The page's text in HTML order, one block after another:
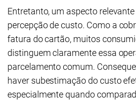
Entretanto, um aspecto
percepção de custo. Como a
fatura do cartão, muitos
distinguem claramente essa
parcelamento comum.
haver subestimação do custo
especialmente quando